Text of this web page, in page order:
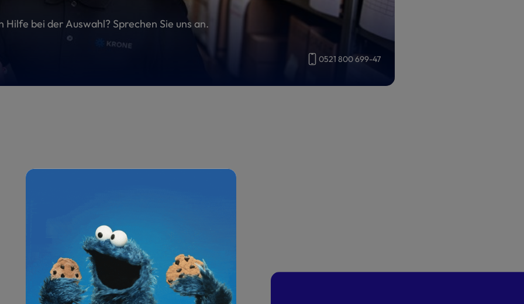
bei der Auswahl? Sprechen Sie uns an.
0521 800 699-47